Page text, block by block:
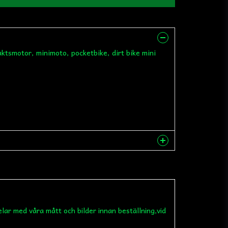
minimoto, pocketbike, dirt bike mini
email
med våra mått och bilder innan beställning,vid